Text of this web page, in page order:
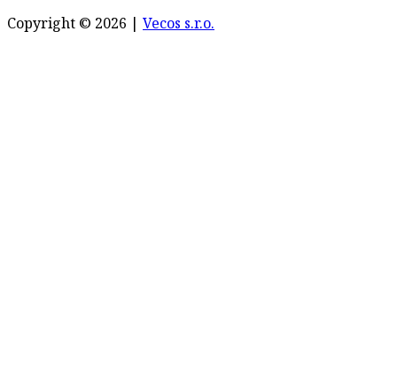
Copyright © 2026 | Vecos s.r.o.